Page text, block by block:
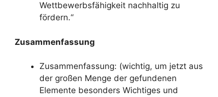
Wettbewerbsfähigkeit nachhaltig zu
fördern.“
Zusammenfassung
Zusammenfassung: (wichtig, um jetzt aus
der großen Menge der gefundenen
Elemente besonders Wichtiges und